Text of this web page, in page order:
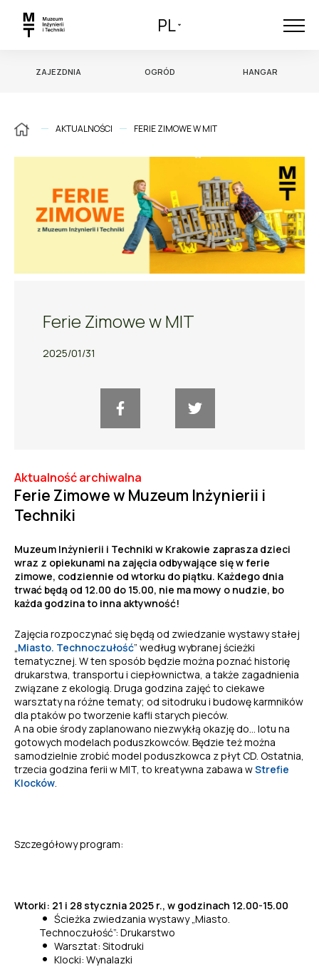
PL
ZAJEZDNIA OGRÓD HANGAR
AKTUALNOŚCI FERIE ZIMOWE W MIT
Ferie Zimowe w MIT
2025/01/31
Aktualność archiwalna
Ferie Zimowe w Muzeum Inżynierii i
Techniki
Muzeum Inżynierii i Techniki w Krakowie zaprasza dzieci
wraz z opiekunami na zajęcia odbywające się w ferie
zimowe, codziennie od wtorku do piątku. Każdego dnia
trwać będą od 12.00 do 15.00, nie ma mowy o nudzie, bo
każda godzina to inna aktywność!
Zajęcia rozpoczynać się będą od zwiedzanie wystawy stałej
Miasto. Technoczułość” według wybranej ścieżki
tematycznej. W ten sposób będzie można poznać historię
drukarstwa, transportu i ciepłownictwa, a także zagadnienia
związane z ekologią. Druga godzina zajęć to ciekawe
warsztaty na różne tematy; od sitodruku i budowę karmników
dla ptaków po tworzenie kafli starych pieców.
A na obie środy zaplanowano niezwykłą okazję do… lotu na
gotowych modelach poduszkowców. Będzie też można
samodzielnie zrobić model poduszkowca z płyt CD. Ostatnia,
trzecia godzina ferii w MIT, to kreatywna zabawa wStrefie
Klocków
Szczegółowy program:
Wtorki: 21 i 28 stycznia 2025 r., w godzinach 12.00-15.00
Ścieżka zwiedzania wystawy „Miasto.
Technoczułość”: Drukarstwo
Warsztat: Sitodruki
Klocki: Wynalazki